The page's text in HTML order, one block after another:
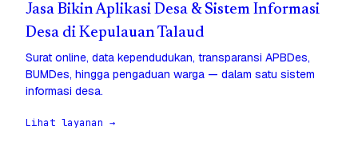
Jasa Bikin Aplikasi Desa & Sistem Informasi
Desa di Kepulauan Talaud
Surat online, data kependudukan, transparansi APBDes,
BUMDes, hingga pengaduan warga — dalam satu sistem
informasi desa.
Lihat layanan →